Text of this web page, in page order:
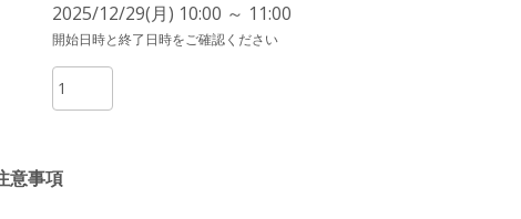
2025/12/29(月) 10:00 ～ 11:00
開始日時と終了日時をご確認ください
意事項